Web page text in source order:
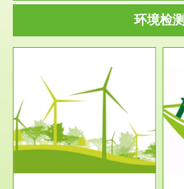
环境检测
服务范围
环保竣工验收
根据《建设项目环境保护管理条
例》第十七条 编制环境影响报